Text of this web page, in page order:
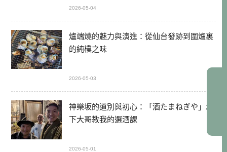
2026-05-04
爐端燒的魅力與演進：從仙台發跡到圍爐裏
的純樸之味
2026-05-03
神樂坂的道別與初心：「酒たまねぎや」木
下大哥教我的選酒課
2026-05-01